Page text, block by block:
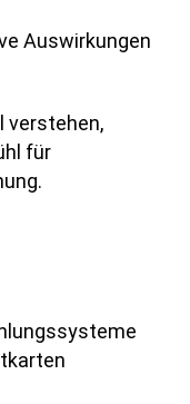
Auswirkungen
verstehen,
für